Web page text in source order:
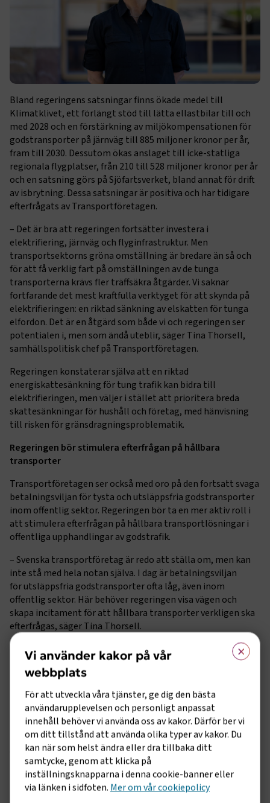
Bland regeringens satsningar finns ökade medel till
Klimatklivet, ett förlängt stöd till lätta ellastbilar till och
med 2028 och en förstärkning av miljökompensationen för
godstransporter på järnväg till 885 miljoner kronor per år,
fram till 2030. Dessutom ökas anslaget till icke-statliga
regionala flygplatser, från 210 till 528 miljoner kronor per år
och en satsning görs på Sjöfartsverket, bland annat för drift
av isbrytning. Dessa satsningar är positiva och har tidigare
efterfrågats av Transportföretagen.
– Det är bra att regeringen fortsätter investera i
elektrifiering, järnväg och flyginfrastruktur. Men
transportsektorns gröna omställning är bredare än så och
för att få verklig fart på omställningen av de tunga
transporterna krävs fler träffsäkra åtgärder. Vi saknar
fortfarande det mest kraftfulla verktyget för att skynda på
elektrifieringen: en riktad sänkning av elskatten för tunga
elfordon. Det är en åtgärd som både vi och regeringen ser
potentialen i, men som ändå uteblir, säger Tina Thorsell,
samhällspolitisk chef på Transportföretagen.
Regeringen konstaterar själva att en riktad
energiskattesänkning för tung trafik kan bidra till
elektrifieringen, men väljer i stället att prioritera breda
skattesänkningar för hushåll och företag, med hänvisning
till risken för gränsdragningsproblematik.
Regeringen bör stimulera efterfrågan på hållbara
transporter
Transportföretagen ser också med oro på den fortsatt svaga
betalningsviljan för tysta och utsläppsfria godstransporter
inom offentlig sektor. Regeringen bör ta en mer aktiv roll i
att stimulera efterfrågan på hållbara transportlösningar i
offentliga upphandlingar av godstrafik.
– Svenska transportföretag är redo att ställa om, men kan
inte stå med hela notan själva. I dag är betalningsviljan
för utsläppsfria godstransporter ofta låg, även inom
offentlig sektor. Här behöver regeringen visa vägen och
skapa incitament för att hållbara transporter verkligen ska
efterfrågas, säger Tina Thorsell.
Transportsektorn riskerar utelämnas från
utbildningssatsningar
Regeringens förslag om att satsa 524 miljoner kronor på
utbildning och matchning på arbetsmarknaden är
välkommet. Höjda ersättningsnivåer inom yrkesvux,
förlängning av ersättningsbesked till kommunerna liksom
en fortsatt satsning på pilotprojektet Nationell
Yrkesutbildning till 2028 är alla viktiga satsningar. Men Caj
Luoma, chef för kompetensförsörjning på
Transportföretagen,har tidigare varnatför att branschens
kompetensförsörjning inte tillgodoses då det saknas
×
Vi använder kakor på vår
webbplats
För att utveckla våra tjänster, ge dig den bästa
användarupplevelsen och personligt anpassat
innehåll behöver vi använda oss av kakor. Därför ber vi
om ditt tillstånd att använda olika typer av kakor. Du
kan när som helst ändra eller dra tillbaka ditt
samtycke, genom att klicka på
inställningsknapparna i denna cookie-banner eller
via länken i sidfoten.Mer om vår cookiepolicy